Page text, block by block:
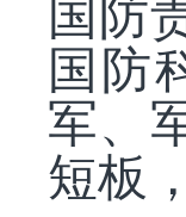
国防
国防
军、
短